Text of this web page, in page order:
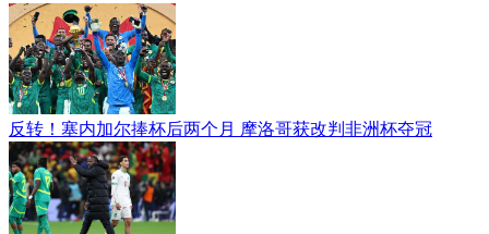
反转！塞内加尔捧杯后两个月 摩洛哥获改判非洲杯夺冠